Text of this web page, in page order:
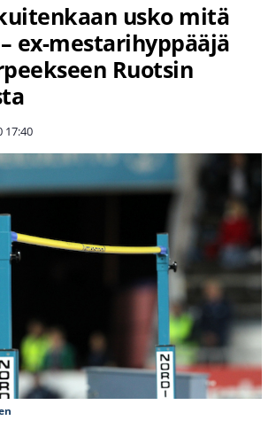
usko mitä
ex-mestarihyppääjä
Ruotsin
17:40